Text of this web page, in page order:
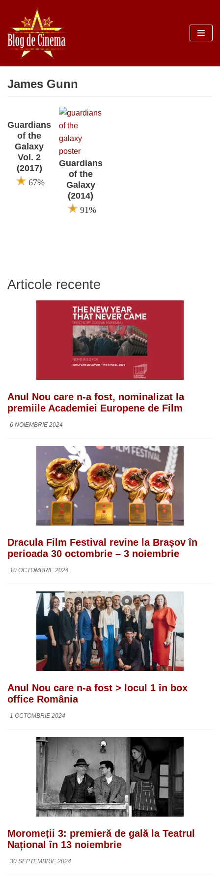
Sari
la
conținut
James Gunn
Guardians
of the
Galaxy
Vol. 2
(2017)
67%
Guardians
of the
Galaxy
(2014)
91%
Articole recente
Anul Nou care n-a fost, nominalizat la
premiile Academiei Europene de Film
6 NOIEMBRIE 2024
Dracula Film Festival revine la Brașov în
perioada 30 octombrie – 3 noiembrie
10 OCTOMBRIE 2024
Anul Nou care n-a fost > locul 1 în box
office România
1 OCTOMBRIE 2024
Moromeții 3: premieră de gală la Teatrul
Național în 13 noiembrie
30 SEPTEMBRIE 2024